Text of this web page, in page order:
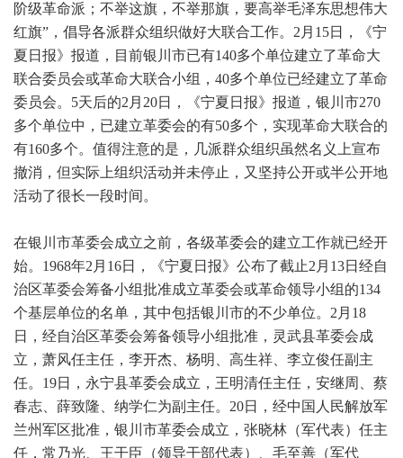
阶级革命派；不举这旗，不举那旗，要高举毛泽东思想伟大
红旗”，倡导各派群众组织做好大联合工作。2月15日，《宁
夏日报》报道，目前银川市已有140多个单位建立了革命大
联合委员会或革命大联合小组，40多个单位已经建立了革命
委员会。5天后的2月20日，《宁夏日报》报道，银川市270
多个单位中，已建立革委会的有50多个，实现革命大联合的
有160多个。值得注意的是，几派群众组织虽然名义上宣布
撤消，但实际上组织活动并未停止，又坚持公开或半公开地
活动了很长一段时间。
在银川市革委会成立之前，各级革委会的建立工作就已经开
始。1968年2月16日，《宁夏日报》公布了截止2月13日经自
治区革委会筹备小组批准成立革委会或革命领导小组的134
个基层单位的名单，其中包括银川市的不少单位。2月18
日，经自治区革委会筹备领导小组批准，灵武县革委会成
立，萧风任主任，李开杰、杨明、高生祥、李立俊任副主
任。19日，永宁县革委会成立，王明清任主任，安继周、蔡
春志、薛致隆、纳学仁为副主任。20日，经中国人民解放军
兰州军区批准，银川市革委会成立，张晓林（军代表）任主
任，常乃光、王干臣（领导干部代表）、毛至善（军代